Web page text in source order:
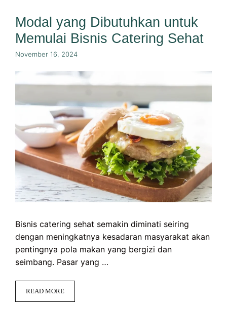
Modal yang Dibutuhkan untuk
Memulai Bisnis Catering Sehat
November 16, 2024
Bisnis catering sehat semakin diminati seiring
dengan meningkatnya kesadaran masyarakat akan
pentingnya pola makan yang bergizi dan
seimbang. Pasar yang …
READ MORE